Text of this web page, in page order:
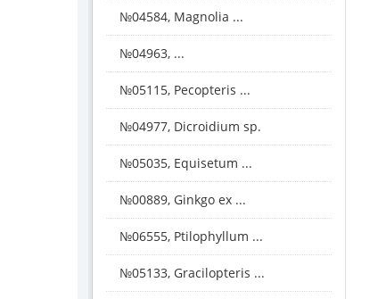
№04584, Magnolia ...
№04963, ...
№05115, Pecopteris ...
№04977, Dicroidium sp.
№05035, Equisetum ...
№00889, Ginkgo ex ...
№06555, Ptilophyllum ...
№05133, Gracilopteris ...